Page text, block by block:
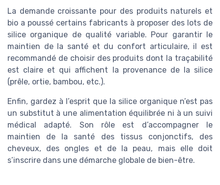
La demande croissante pour des produits naturels et
bio a poussé certains fabricants à proposer des lots de
silice organique de qualité variable. Pour garantir le
maintien de la santé et du confort articulaire, il est
recommandé de choisir des produits dont la traçabilité
est claire et qui affichent la provenance de la silice
(prêle, ortie, bambou, etc.).
Enfin, gardez à l’esprit que la silice organique n’est pas
un substitut à une alimentation équilibrée ni à un suivi
médical adapté. Son rôle est d’accompagner le
maintien de la santé des tissus conjonctifs, des
cheveux, des ongles et de la peau, mais elle doit
s’inscrire dans une démarche globale de bien-être.